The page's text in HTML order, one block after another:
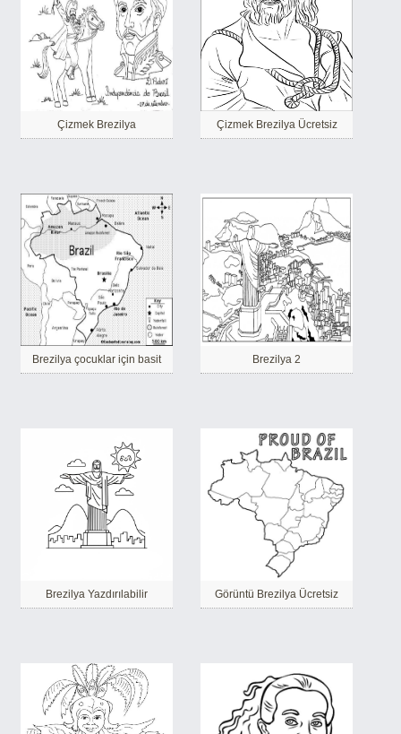
Çizmek Brezilya Çizmek Brezilya Ücretsiz
Brezilya çocuklar için basit Brezilya 2
Brezilya Yazdırılabilir Görüntü Brezilya Ücretsiz